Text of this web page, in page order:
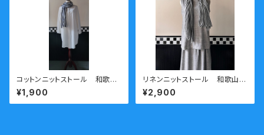
コットンニットストール 和歌山
ニット 日本製 kirippa ホ
ワイトxブラック 送料無料
¥1,900
リネンニットストール 和歌山ニ
ット 日本製 kirippa ホワ
イトxブラック 送料無料
¥2,900